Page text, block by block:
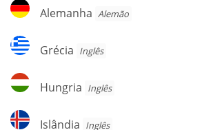
Alemanha
Alemanha Alemão
Grécia
Grécia Inglês
Hungria
Hungria Inglês
Islândia
Islândia Inglês